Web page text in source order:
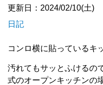
更新日：2024/02/10(土)
日記
コンロ横に貼っているキ
汚れてもサッとふけるの
式のオープンキッチンの